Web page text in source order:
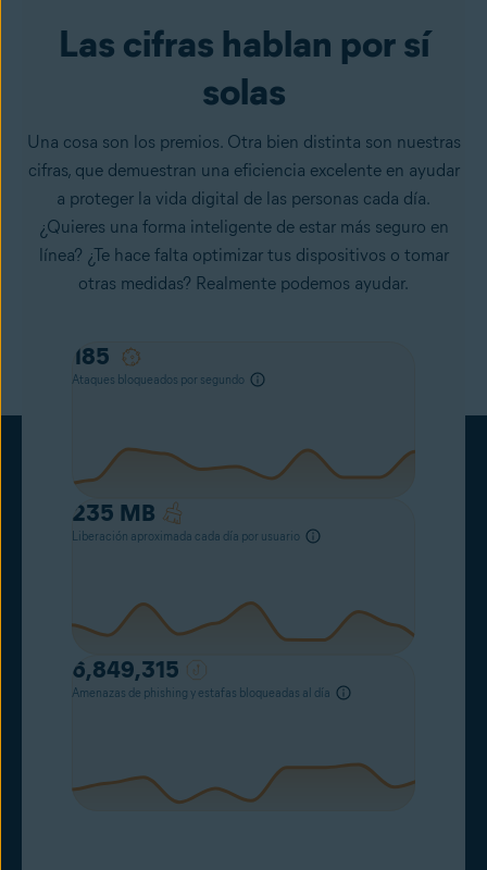
Las cifras hablan por sí
solas
Una cosa son los premios. Otra bien distinta son nuestras
cifras, que demuestran una eficiencia excelente en ayudar
a proteger la vida digital de las personas cada día.
¿Quieres una forma inteligente de estar más seguro en
línea? ¿Te hace falta optimizar tus dispositivos o tomar
otras medidas? Realmente podemos ayudar.
203
Ataques bloqueados por segundo
235 MB
Liberación aproximada cada día por usuario
6,849,315
Amenazas de phishing y estafas bloqueadas al día